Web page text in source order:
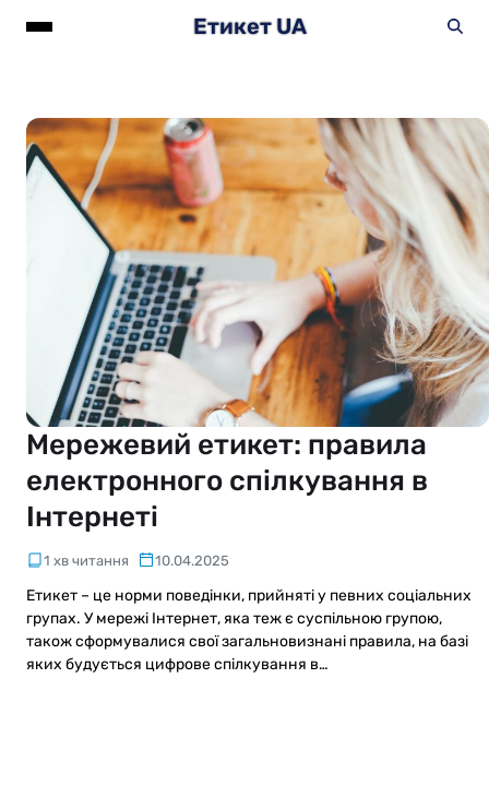
Етикет UA
Мережевий етикет: правила
електронного спілкування в
Інтернеті
1 хв читання 10.04.2025
Етикет – це норми поведінки, прийняті у певних соціальних
групах. У мережі Інтернет, яка теж є суспільною групою,
також сформувалися свої загальновизнані правила, на базі
яких будується цифрове спілкування в…